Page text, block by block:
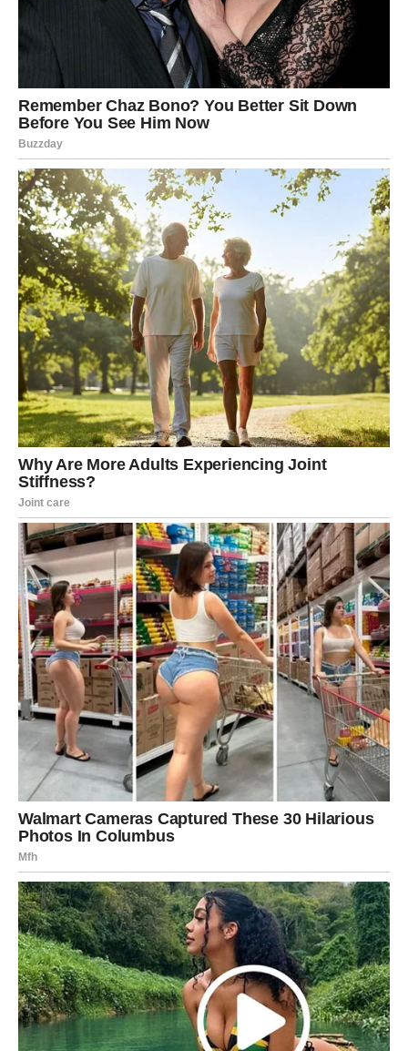
ali vrlo snažnu romansu.Ljubav danas dolazi onda kada
joj se najmanje nadate.
RIBE
Vi ste danas znak sa najjačom ljubavnom intuicijom. Ako
ste u vezi, emocije su duboke, čiste i iskrene. Slobodne
Ribe mogu doživeti sudbinski susret
– osobu koja ih
razume bez mnogo reči. Ovo je dan kada se ljubav oseća
kao tiha magija.